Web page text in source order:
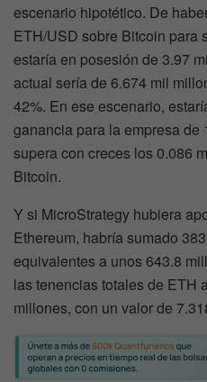
escenario hipotético. De
ETH/USD sobre Bitcoin para
estaría en posesión de 3.97
actual sería de 6.674 mil
42%. En ese escenario,
ganancia para la empresa de
supera con creces los 0.086
Bitcoin.
Y si MicroStrategy hubiera
Ethereum, habría sumado
equivalentes a unos 643.8
las tenencias totales de ETH
millones, con un valor de